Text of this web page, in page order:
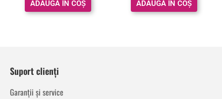
ADAUGĂ ÎN COȘ ADAUGĂ ÎN COȘ
Suport clienți
Garanții și service